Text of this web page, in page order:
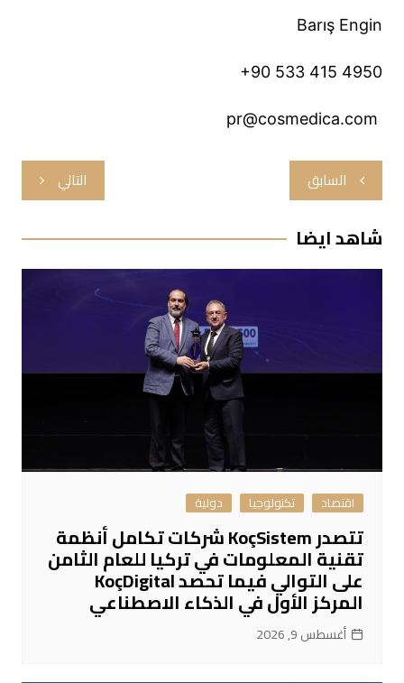
Barış Engin
+90 533 415 4950
pr@cosmedica.com
تصفّح
المقالات
السابق التالي
شاهد ايضا
اقتصاد تكنولوجيا دولية
تتصدر KoçSistem شركات تكامل أنظمة
تقنية المعلومات في تركيا للعام الثامن
على التوالي فيما تحصد KoçDigital
المركز الأول في الذكاء الاصطناعي
أغسطس 9, 2026